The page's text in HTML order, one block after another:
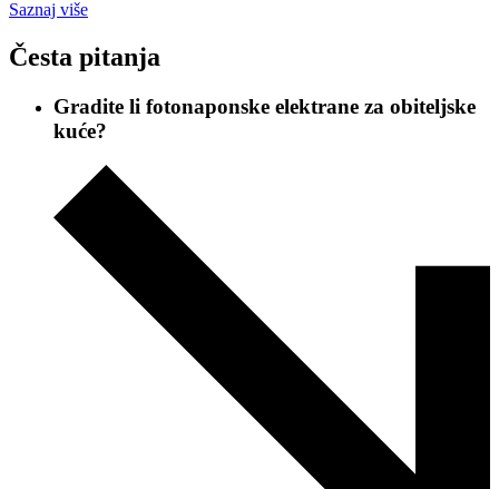
Saznaj više
Česta pitanja
Gradite li fotonaponske elektrane za obiteljske
kuće?